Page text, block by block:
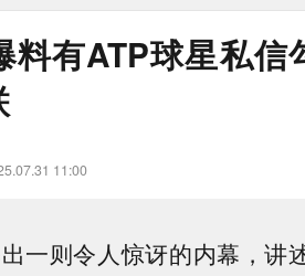
料有ATP球星私
11:00
一则令人惊讶的内幕，讲